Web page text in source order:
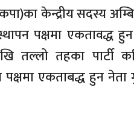
केन्द्रीय सदस्य
पक्षमा एकतावद्ध
तल्लो तहका पार्टी
एकताबद्ध हुन